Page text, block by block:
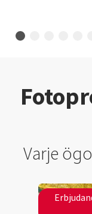
Varje